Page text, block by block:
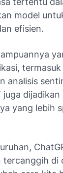
model
efisien.
analisis
juga
yang lebih
tercanggih di